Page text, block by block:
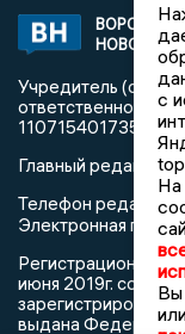
НОВОСТИ
Учредитель
1107154017354)
Главный редактор:
Телефон
Электронная
Регистрационный
июня 2019г.
выдана
с
На